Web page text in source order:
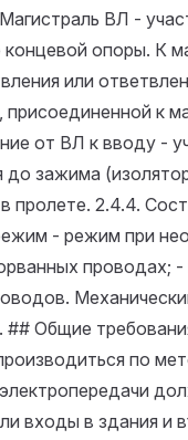
ВЛ -
опоры. К
или
к
от ВЛ к вводу -
до зажима
пролете. 2.4.4.
- режим при
проводах;
## Общие
по
входы в здания и